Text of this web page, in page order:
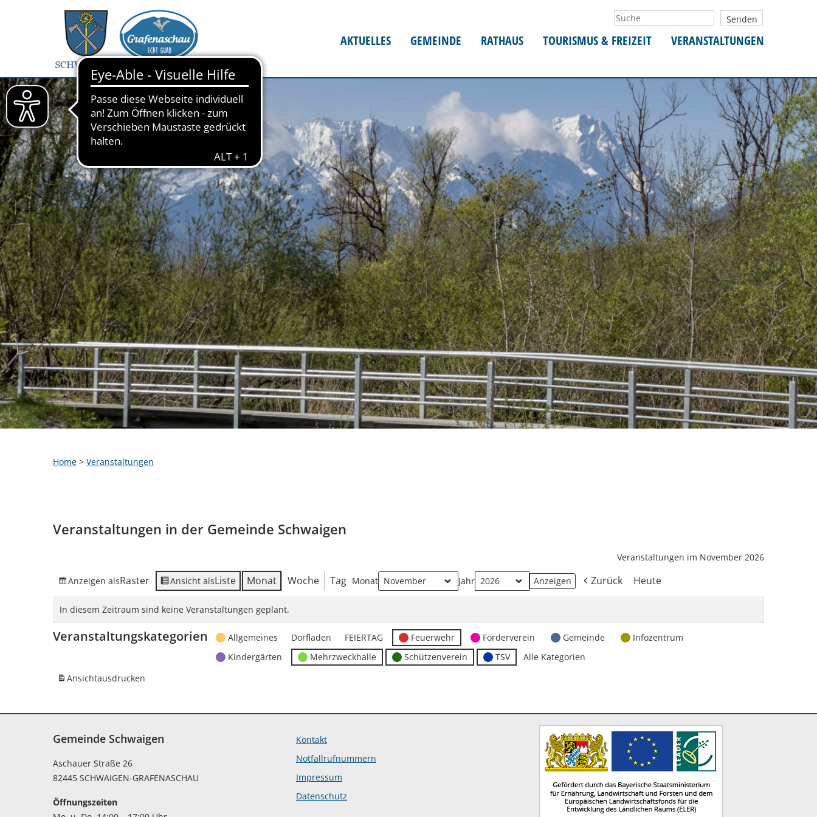
AKTUELLES GEMEINDE RATHAUS TOURISMUS & FREIZEIT VERANSTALTUNGEN
Home > Veranstaltungen
Veranstaltungen in der Gemeinde Schwaigen
Veranstaltungen im November 2026
Anzeigen alsRaster Ansicht alsListe Monat Woche Tag Monat Jahr Zurück Heute
In diesem Zeitraum sind keine Veranstaltungen geplant.
Veranstaltungskategorien Allgemeines Dorfladen FEIERTAG Feuerwehr Förderverein Gemeinde
Infozentrum
Kindergärten
Mehrzweckhalle Schützenverein TSV
Alle Kategorien
Ansichtausdrucken
Gemeinde Schwaigen
Aschauer Straße 26
82445 SCHWAIGEN-GRAFENASCHAU
Öffnungszeiten
Kontakt
Notfallrufnummern
Impressum
Datenschutz